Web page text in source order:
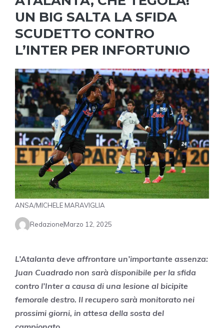
UN BIG SALTA LA SFIDA
SCUDETTO CONTRO
L’INTER PER INFORTUNIO
ANSA/MICHELE MARAVIGLIA
RedazioneMarzo 12, 2025
L’Atalanta deve affrontare un’importante assenza:
Juan Cuadrado non sarà disponibile per la sfida
contro l’Inter a causa di una lesione al bicipite
femorale destro. Il recupero sarà monitorato nei
prossimi giorni, in attesa della sosta del